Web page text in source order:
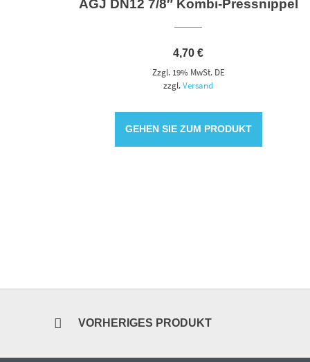
AGJ DN12 7/8″ Kombi-Pressnippel
4,70€
Zzgl. 19% MwSt. DE
zzgl.Versand
GEHEN SIE ZUM PRODUKT
VORHERIGES PRODUKT